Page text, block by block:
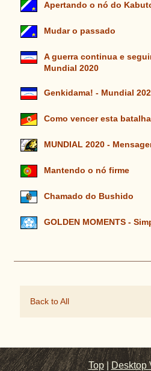
Apertando o nó do
Mudar o passado
A guerra continua e
Mundial 2020
Genkidama! - Mundial
Como vencer esta
MUNDIAL 2020 -
Mantendo o nó firme
Chamado do Bushido
GOLDEN MOMENTS -
Back to All
Top |Desktop